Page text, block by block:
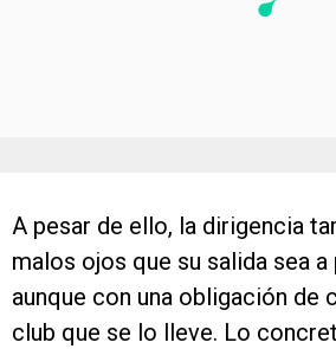
A pesar de ello, la dirigencia
malos ojos que su salida sea a
aunque con una obligación de
club que se lo lleve. Lo